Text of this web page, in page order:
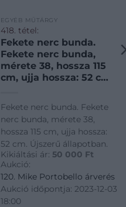
EGYÉB MŰTÁRGY
418. tétel:
Fekete nerc bunda.
Fekete nerc bunda,
mérete 38, hossza 115
cm, ujja hossza: 52 cm.
Fekete nerc bunda. Fekete
nerc bunda, mérete 38,
hossza 115 cm, ujja hossza:
52 cm. Újszerű állapotban.
Kikiáltási ár: 50 000 Ft
Aukció:
120. Mike Portobello árverés
Aukció időpontja: 2023-12-03
18:00